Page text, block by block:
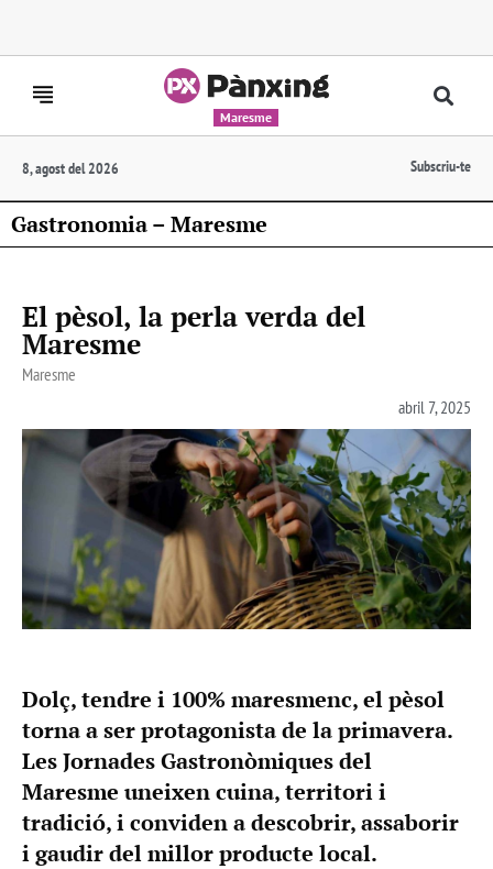
Maresme
8, agost del 2026 Subscriu-te
Gastronomia – Maresme
El pèsol, la perla verda del
Maresme
Maresme
abril 7, 2025
Dolç, tendre i 100% maresmenc, el pèsol
torna a ser protagonista de la primavera.
Les Jornades Gastronòmiques del
Maresme uneixen cuina, territori i
tradició, i conviden a descobrir, assaborir
i gaudir del millor producte local.